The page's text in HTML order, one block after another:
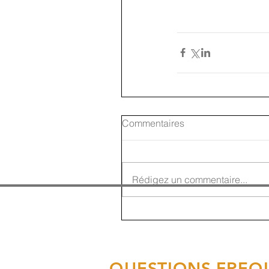
Commentaires
Rédigez un commentaire...